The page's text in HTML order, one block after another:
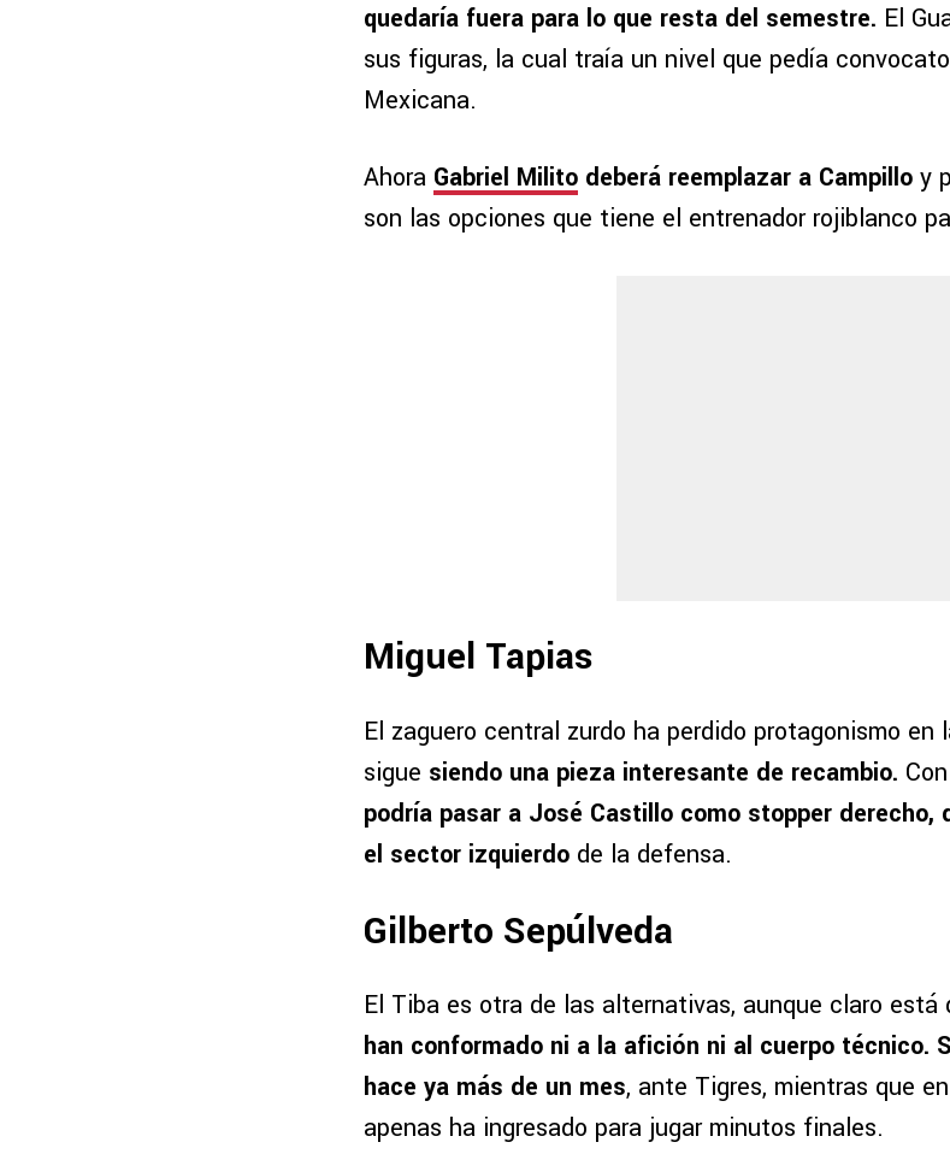
quedaría fuera para lo que resta del semestre. El
sus figuras, la cual traía un nivel que pedía
Mexicana.
Ahora Gabriel Milito deberá reemplazar a Campillo y
son las opciones que tiene el entrenador rojiblanco
Miguel Tapias
El zaguero central zurdo ha perdido protagonismo en
sigue siendo una pieza interesante de recambio.
podría pasar a José Castillo como stopper derecho,
el sector izquierdo de la defensa.
Gilberto Sepúlveda
El Tiba es otra de las alternativas, aunque claro está
han conformado ni a la afición ni al cuerpo técnico.
hace ya más de un mes, ante Tigres, mientras que
apenas ha ingresado para jugar minutos finales.